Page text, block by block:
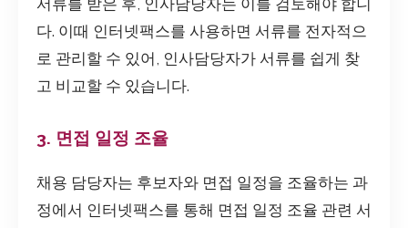
다. 이때 인터넷팩스를 사용하면 서류를 전자적으
로 관리할 수 있어, 인사담당자가 서류를 쉽게 찾
고 비교할 수 있습니다.
3. 면접 일정 조율
채용 담당자는 후보자와 면접 일정을 조율하는 과
정에서 인터넷팩스를 통해 면접 일정 조율 관련 서